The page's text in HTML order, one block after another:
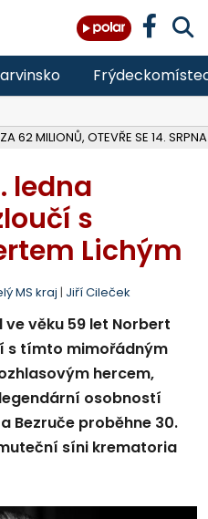
62 MILIONŮ, OTEVŘE SE 14. SRPNA
ledna
s
Lichým
MS kraj | Jiří Cileček
ve věku 59 let Norbert
s tímto mimořádným
hercem,
osobností
Bezruče proběhne 30.
síni krematoria